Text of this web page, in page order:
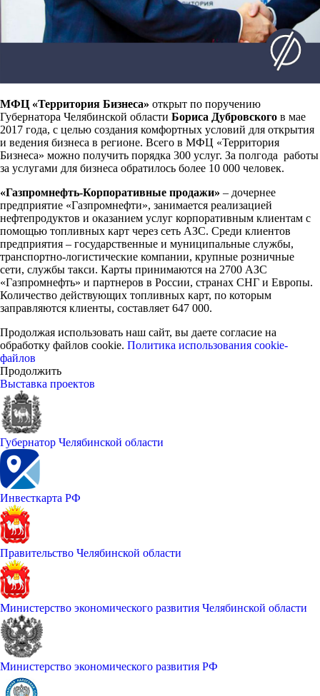
МФЦ «Территория Бизнеса» открыт по поручению
Губернатора Челябинской области Бориса Дубровского в мае
2017 года, с целью создания комфортных условий для открытия
и ведения бизнеса в регионе. Всего в МФЦ «Территория
Бизнеса» можно получить порядка 300 услуг. За полгода работы
за услугами для бизнеса обратилось более 10 000 человек.
«Газпромнефть-Корпоративные продажи» – дочернее
предприятие «Газпромнефти», занимается реализацией
нефтепродуктов и оказанием услуг корпоративным клиентам с
помощью топливных карт через сеть АЗС. Среди клиентов
предприятия – государственные и муниципальные службы,
транспортно-логистические компании, крупные розничные
сети, службы такси. Карты принимаются на 2700 АЗС
«Газпромнефть» и партнеров в России, странах СНГ и Европы.
Количество действующих топливных карт, по которым
заправляются клиенты, составляет 647 000.
Продолжая использовать наш сайт, вы даете согласие на
обработку файлов cookie. Политика использования cookie-
файлов
Продолжить
Выставка проектов
Губернатор Челябинской области
Инвесткарта РФ
Правительство Челябинской области
Министерство экономического развития Челябинской области
Министерство экономического развития РФ